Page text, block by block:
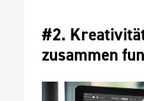
#2.
zusammen